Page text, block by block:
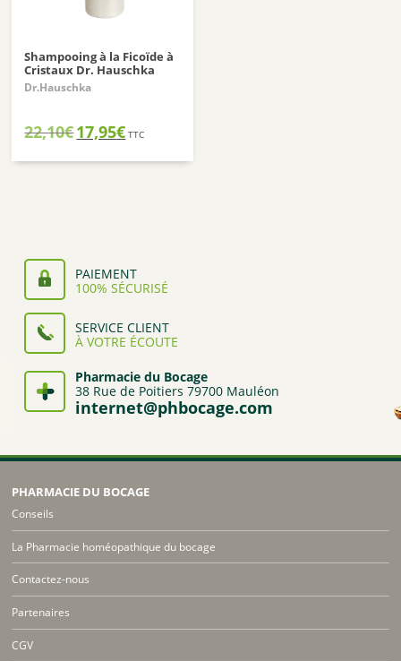
Shampooing à la Ficoïde à
Cristaux Dr. Hauschka
Dr.Hauschka
22,10€Le
prix
initial
17,95€
prix
actuel
TTC
PAIEMENT
100% SÉCURISÉ
SERVICE CLIENT
À VOTRE ÉCOUTE
Pharmacie du Bocage
38 Rue de Poitiers 79700 Mauléon
internet@phbocage.com
PHARMACIE DU BOCAGE
Conseils
La Pharmacie homéopathique du bocage
Contactez-nous
Partenaires
CGV